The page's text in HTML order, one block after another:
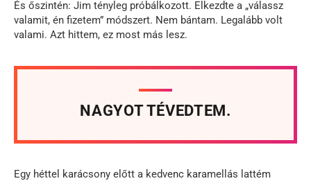
És őszintén: Jim tényleg próbálkozott. Elkezdte a „válassz
valamit, én fizetem” módszert. Nem bántam. Legalább volt
valami. Azt hittem, ez most más lesz.
NAGYOT TÉVEDTEM.
Egy héttel karácsony előtt a kedvenc karamellás lattém